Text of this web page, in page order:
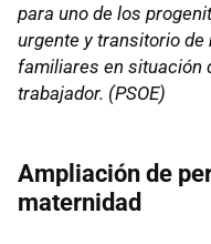
para uno de los
urgente y transitorio de
familiares en situación
trabajador. (PSOE)
Ampliación de
maternidad